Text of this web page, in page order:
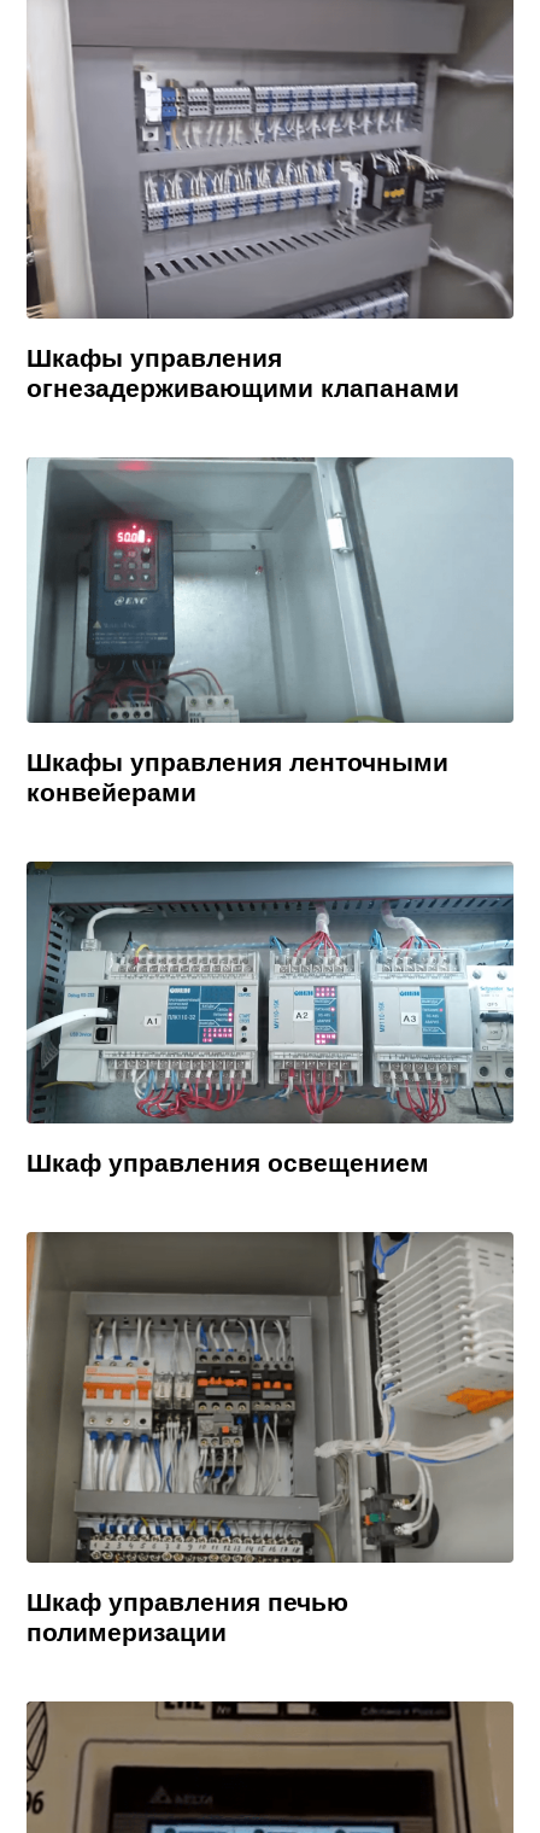
Шкафы управления
огнезадерживающими клапанами
Шкафы управления ленточными
конвейерами
Шкаф управления освещением
Шкаф управления печью
полимеризации